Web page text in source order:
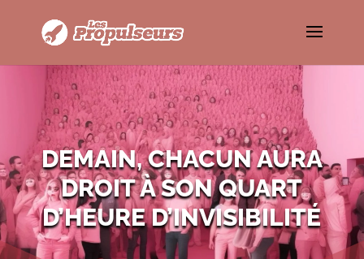
DEMAIN, CHACUN AURA
DROIT À SON QUART
D’HEURE D’INVISIBILITÉ